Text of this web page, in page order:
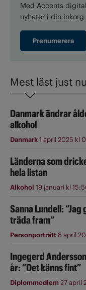
Med Accents
nyheter i din
Prenumerera
Mest läst just nu
Danmark ändrar
alkohol
Danmark1 april 2025 kl
Länderna som
hela listan
Alkohol 19 januari kl
Sanna Lundell:
träda fram”
Personporträtt8 april
Ingegerd
år: ”Det känns fint”
Diplommedlem27 april